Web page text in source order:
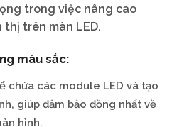
trong việc nâng cao
trên màn LED.
màu sắc:
chứa các module LED và tạo
giúp đảm bảo đồng nhất về
hình.